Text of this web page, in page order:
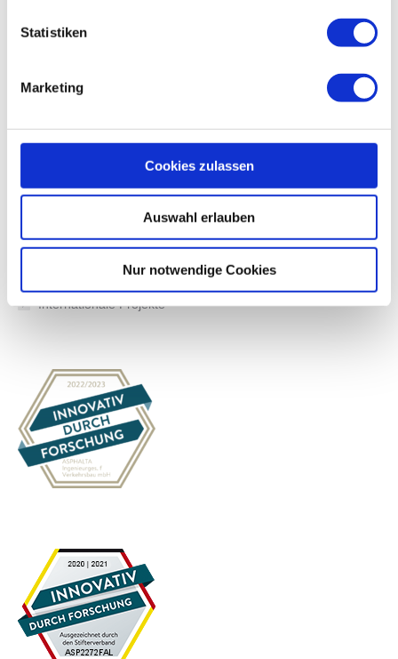
Statistiken
Marketing
Cookies zulassen
Auswahl erlauben
Nur notwendige Cookies
Arbeitssicherheit
Terminplanung und -controlling
Qualitätsmanagement
Sachverständigengutachten & Verkehrssicherheitsaudit
Internationale Projekte